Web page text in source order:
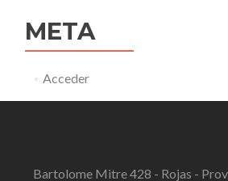
META
Acceder
Bartolome Mitre 428 - Rojas -